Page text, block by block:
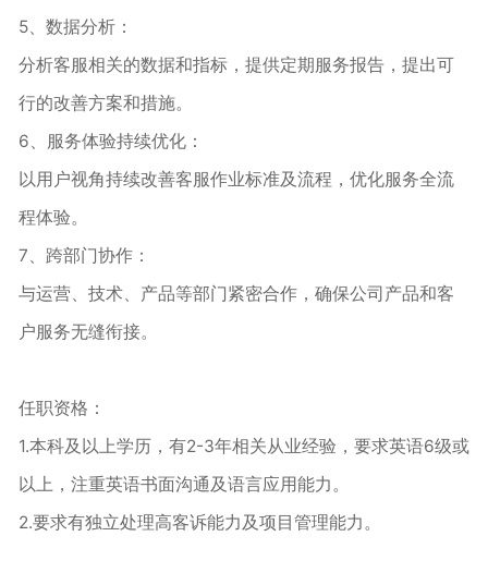
5、数据分析：
分析客服相关的数据和指标，提供定期服务报告，提出可
行的改善方案和措施。
6、服务体验持续优化：
以用户视角持续改善客服作业标准及流程，优化服务全流
程体验。
7、跨部门协作：
与运营、技术、产品等部门紧密合作，确保公司产品和客
户服务无缝衔接。
任职资格：
1.本科及以上学历，有2-3年相关从业经验，要求英语6级或
以上，注重英语书面沟通及语言应用能力。
2.要求有独立处理高客诉能力及项目管理能力。